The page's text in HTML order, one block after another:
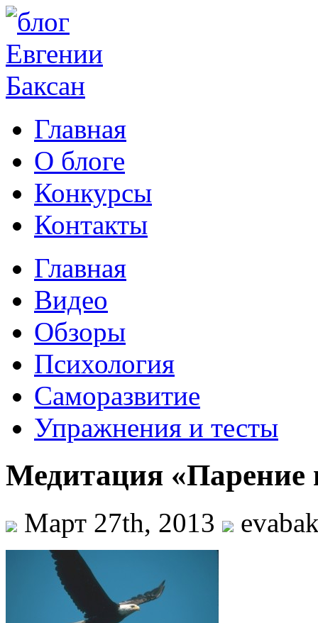
Главная
О блоге
Конкурсы
Контакты
Главная
Видео
Обзоры
Психология
Саморазвитие
Упражнения и тесты
Медитация «Парение
Март 27th, 2013